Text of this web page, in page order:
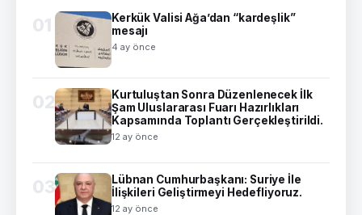
01
Kerkük Valisi Ağa’dan “kardeşlik”
mesajı
4 ay önce
02
Kurtuluştan Sonra Düzenlenecek İlk
Şam Uluslararası Fuarı Hazırlıkları
Kapsamında Toplantı Gerçekleştirildi.
12 ay önce
03
Lübnan Cumhurbaşkanı: Suriye İle
İlişkileri Geliştirmeyi Hedefliyoruz.
12 ay önce